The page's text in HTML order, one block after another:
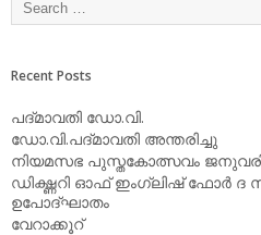
Recent Posts
പദ്മാവതി ഡോ.വി.
ഡോ.വി.പദ്മാവതി അന്തരിച്ചു
നിയമസഭ പുസ്തകോത്സവം
ഡിക്ഷ്ണറി ഓഫ് ഇംഗ്ലിഷ് ഫോര്‍ ദ
ഉപോദ്ഘാതം
വേറാക്കൂറ്